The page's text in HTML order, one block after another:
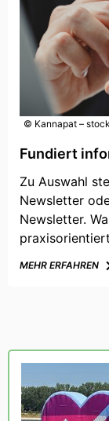
© Kannapat –
Fundiert
Zu Auswahl
Newsletter
Newsletter.
MEHR ERFAHREN